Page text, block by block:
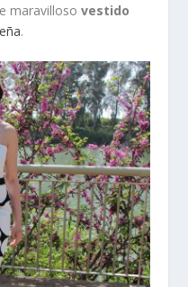
maravillosovestido
.